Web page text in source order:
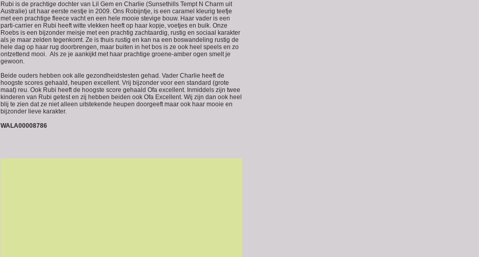
Rubi is de prachtige dochter van Lil Gem en Charlie (Sunsethills Tempt N Charm uit
Australie) uit haar eerste nestje in 2009. Ons Robijntje, is een caramel kleurig teefje
met een prachtige fleece vacht en een hele mooie stevige bouw. Haar vader is een
parti-carrier en Rubi heeft witte vlekken heeft op haar kopje, voetjes en buik. Onze
Roebs is een bijzonder meisje met een prachtig zachtaardig, rustig en sociaal karakter
als je maar zelden tegenkomt. Ze is thuis rustig en kan na een boswandeling rustig de
hele dag op haar rug doorbrengen, maar buiten in het bos is ze ook heel speels en zo
ontzettend mooi. Als ze je aankijkt met haar prachtige groene-amber ogen smelt je
gewoon.
Beide ouders hebben ook alle gezondheidstesten gehad. Vader Charlie heeft de
hoogste scores gehaald, heupen excellent. Vrij bijzonder voor een standard (grote
maat) reu. O ok Rubi heeft de hoogste score gehaald Ofa excellent. Inmiddels zijn twee
kinderen van Rubi getest en zij hebben beiden ook Ofa Excellent. Wij zijn dan ook heel
blij te zien dat ze niet alleen uitstekende heupen doorgeeft maar ook haar mooie en
bijzonder lieve karakter.
WALA00008786